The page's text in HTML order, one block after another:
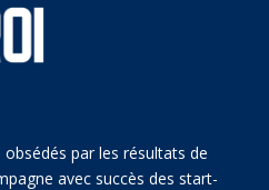
par les résultats de
avec succès des start-